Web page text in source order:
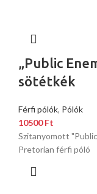
„Public
sötétkék
Férfi pólók, Pólók
10500Ft
Szitanyomott
Pretorian férfi póló